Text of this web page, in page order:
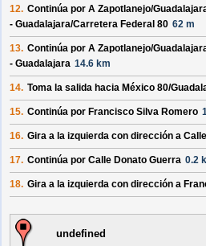
12. Continúa por A Zapotlanejo/
- Guadalajara/Carretera Federal 80 62 m
13. Continúa por A Zapotlanejo/
- Guadalajara 14.6 km
14. Toma la salida hacia México 80/
15. Continúa por Francisco Silva Romero
16. Gira a la izquierda con dirección a
17. Continúa por Calle Donato Guerra 0.2
18. Gira a la izquierda con dirección a
undefined